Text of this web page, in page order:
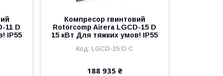
11 D
IP55
Компресор гвинтовий
Rotorcomp Airera LGCD-15 D
15 кВт Для тяжких умов! IP55
LGCD-15 D C
188 935 ₴